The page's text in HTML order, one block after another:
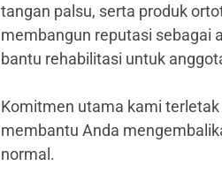
tangan palsu, serta produk
membangun reputasi sebagai
bantu rehabilitasi untuk
Komitmen utama kami
membantu Anda
normal.